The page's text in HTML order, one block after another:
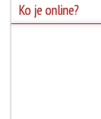
Ko je online?